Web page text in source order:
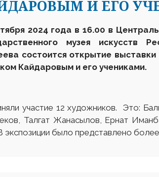
И ЕГО
2024 года в 16.00 в
музея искусств
состоится открытие
Кайдаровым и его учениками.
участие 12 художников. Это:
Талгат Жанасылов, Ернат
было представлено